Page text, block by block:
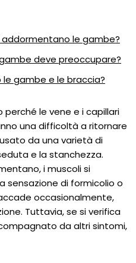
le gambe?
deve preoccupare?
gambe e le braccia?
le vene e i capillari
una difficoltà a ritornare
da una varietà di
e la stanchezza.
i muscoli si
sensazione di formicolio o
occasionalmente,
Tuttavia, se si verifica
da altri sintomi,